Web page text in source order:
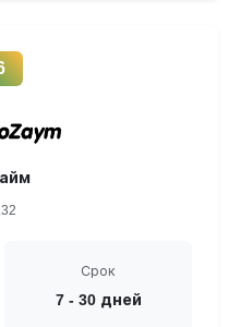
Срок
7 - 30 дней